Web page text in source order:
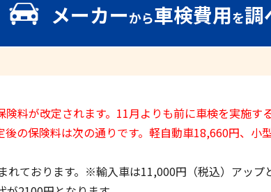
メーカーから車検費用を調
料が改定されます。11月よりも前に車検を実施す
の保険料は次の通りです。軽自動車18,660円、小
ております。※輸入車は11,000円（税込）アップ